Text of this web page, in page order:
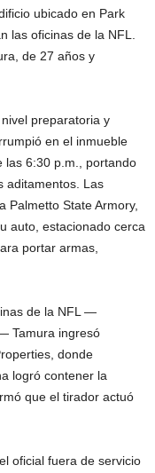
ubicado en Park
las oficinas de la NFL.
de 27 años y
preparatoria y
en el inmueble
las 6:30 p.m., portando
aditamentos. Las
Palmetto State Armory,
auto, estacionado cerca
portar armas,
de la NFL —
Tamura ingresó
donde
logró contener la
que el tirador actuó
oficial fuera de servicio